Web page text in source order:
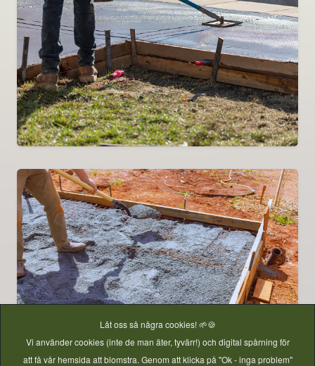
Låt oss så några cookies! 🌱🍪
Vi använder cookies (inte de man äter, tyvärr!) och digital spårning för
att få vår hemsida att blomstra. Genom att klicka på "Ok - inga problem"